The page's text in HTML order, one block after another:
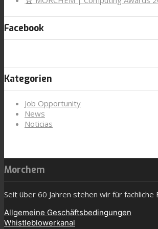
Facebook
Kategorien
Job Opportunity
News
Noticias
Morchem
Seit über 60 Jahren stehen wir für fachliche
Allgemeine Geschäftsbedingungen
Whistleblowerkanal